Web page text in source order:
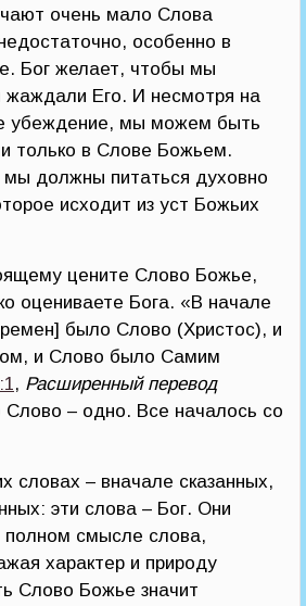
очень мало Слова
особенно в
Бог желает, чтобы мы
жаждали Его. И несмотря на
убеждение, мы можем быть
только в Слове Божьем.
мы должны питаться духовно
исходит из уст Божьих
цените Слово Божье,
оцениваете Бога. «В начале
было Слово (Христос), и
и Слово было Самим
, Расширенный перевод
Слово – одно. Все началось со
словах – вначале сказанных,
эти слова – Бог. Они
полном смысле слова,
характер и природу
Слово Божье значит